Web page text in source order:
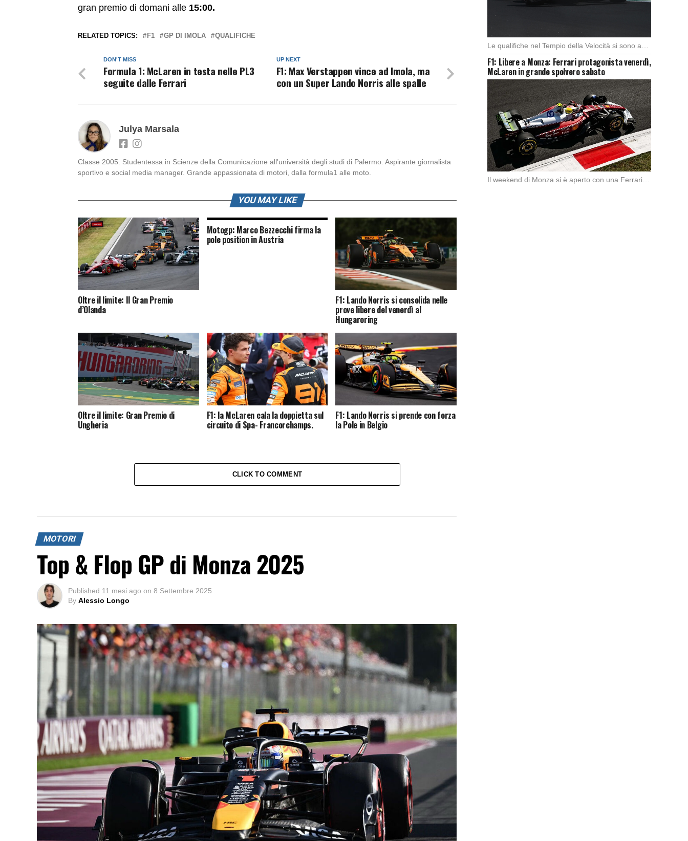
gran premio di domani alle 15:00.
RELATED TOPICS: F1 GP DI IMOLA QUALIFICHE
UP NEXT
F1: Max Verstappen vince ad Imola, ma
con un Super Lando Norris alle spalle
DON'T MISS
Formula 1: McLaren in testa nelle PL3
seguite dalle Ferrari
Julya Marsala
Classe 2005. Studentessa in Scienze della Comunicazione all'università degli studi di Palermo. Aspirante giornalista
sportivo e social media manager. Grande appassionata di motori, dalla formula1 alle moto.
YOU MAY LIKE
Oltre il limite: Il Gran Premio
d’Olanda
Motogp: Marco Bezzecchi firma la
pole position in Austria
F1: Lando Norris si consolida nelle
prove libere del venerdì al
Hungaroring
Oltre il limite: Gran Premio di
Ungheria
F1: la McLaren cala la doppietta sul
circuito di Spa- Francorchamps.
F1: Lando Norris si prende con forza
la Pole in Belgio
CLICK TO COMMENT
MOTORI
Top & Flop GP di Monza 2025
Published 11 mesi ago on 8 Settembre 2025
By Alessio Longo
F1: Libere a Monza: Ferrari protagonista venerdì,
McLaren in grande spolvero sabato